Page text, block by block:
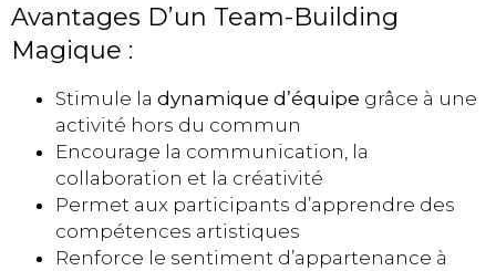
Avantages D’un Team-Building
Magique :
Stimule la dynamique d’équipe grâce à une
activité hors du commun
Encourage la communication, la
collaboration et la créativité
Permet aux participants d’apprendre des
compétences artistiques
Renforce le sentiment d’appartenance à